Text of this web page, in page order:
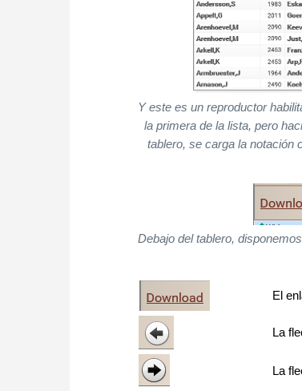
Y este es un reproductor
la primera de la lista, pero
tablero, se carga la notación
Debajo del tablero,
El
La
La